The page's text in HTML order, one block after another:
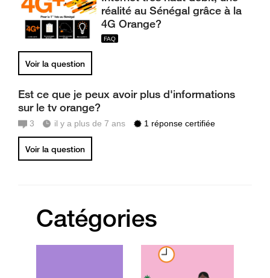
réalité au Sénégal grâce à la
4G Orange?
Voir la question
Est ce que je peux avoir plus d'informations
sur le tv orange?
3 il y a plus de 7 ans 1 réponse certifiée
Voir la question
Catégories